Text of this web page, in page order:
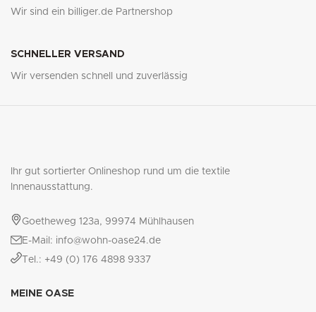
Wir sind ein billiger.de Partnershop
SCHNELLER VERSAND
Wir versenden schnell und zuverlässig
Ihr gut sortierter Onlineshop rund um die textile
Innenausstattung.
Goetheweg 123a, 99974 Mühlhausen
E-Mail: info@wohn-oase24.de
Tel.: +49 (0) 176 4898 9337
MEINE OASE